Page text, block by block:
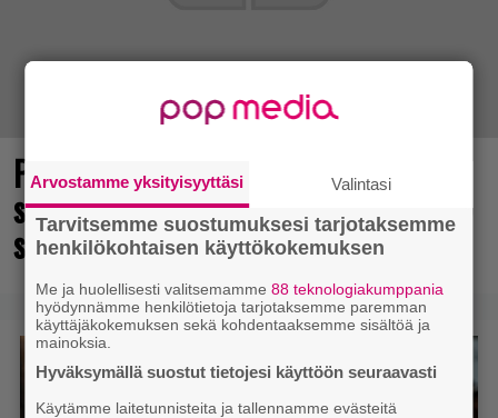
Point and click -henkisen Muumi-
seikkailun julkaisuhaarukka tarkentui
syksylle
Arvostamme yksityisyyttäsi Valintasi
Tarvitsemme suostumuksesi tarjotaksemme
henkilökohtaisen käyttökokemuksen
Me ja huolellisesti valitsemamme88 teknologiakumppania
hyödynnämme henkilötietoja tarjotaksemme paremman
käyttäjäkokemuksen sekä kohdentaaksemme sisältöä ja
mainoksia.
Hyväksymällä suostut tietojesi käyttöön seuraavasti
Käytämme laitetunnisteita ja tallennamme evästeitä